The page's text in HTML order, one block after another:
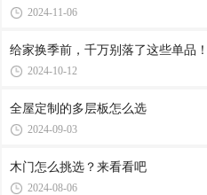
2024-11-06
给家换季前，千万别落了这些单品
2024-10-12
全屋定制的多层板怎么选
2024-09-03
木门怎么挑选？来看看吧
2024-08-06